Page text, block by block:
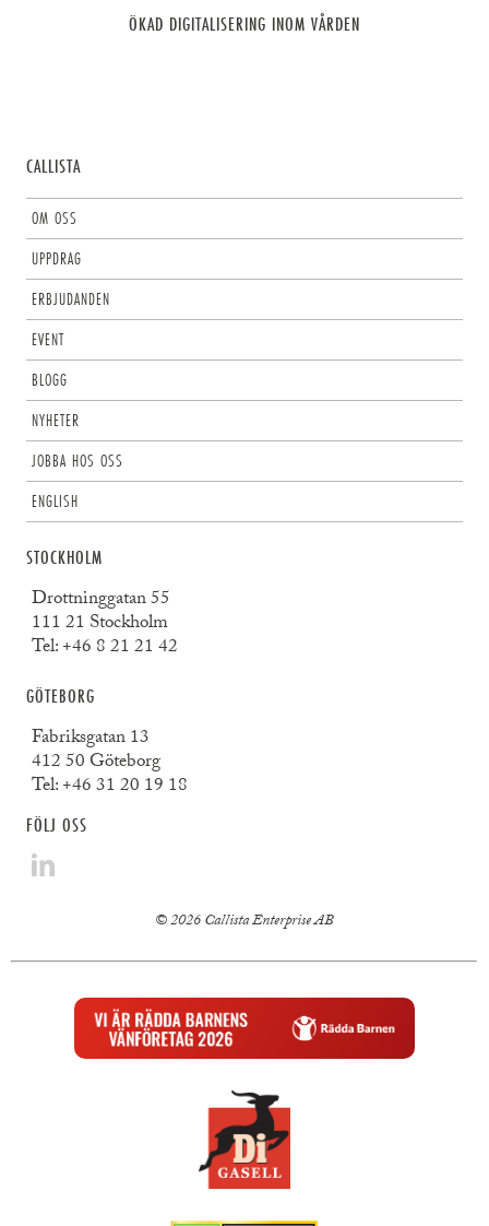
ÖKAD DIGITALISERING INOM VÅRDEN
CALLISTA
OM OSS
UPPDRAG
ERBJUDANDEN
EVENT
BLOGG
NYHETER
JOBBA HOS OSS
ENGLISH
STOCKHOLM
Drottninggatan 55
111 21 Stockholm
Tel:+46 8 21 21 42
GÖTEBORG
Fabriksgatan 13
412 50 Göteborg
Tel:+46 31 20 19 18
FÖLJ OSS
© 2026 Callista Enterprise AB